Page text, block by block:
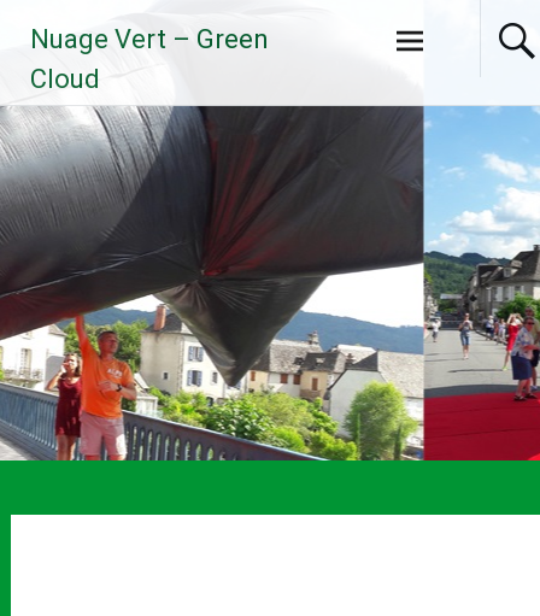
contenu
principal
Nuage Vert – Green
Cloud